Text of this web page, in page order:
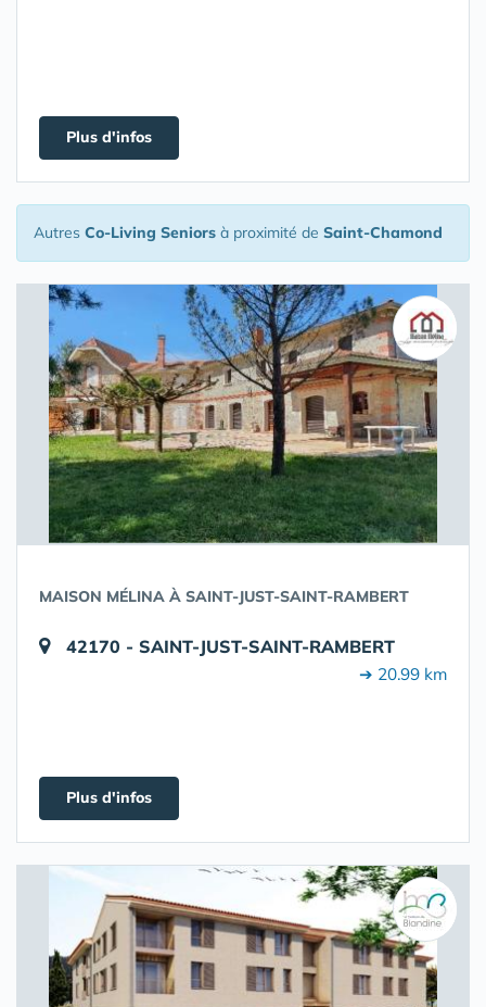
Plus d'infos
Autres Co-Living Seniors à proximité de Saint-Chamond
MAISON MÉLINA À SAINT-JUST-SAINT-RAMBERT
42170 - SAINT-JUST-SAINT-RAMBERT
➔ 20.99 km
Plus d'infos